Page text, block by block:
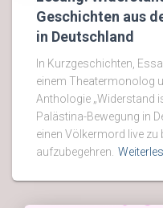
Geschichten aus
in Deutschland
In Kurzgeschichten,
einem Theatermonolog
Anthologie „Widerstand
Palästina-Bewegung in
einen Völkermord live zu
aufzubegehren.